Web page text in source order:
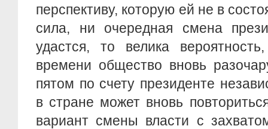
перспективу, которую ей не в
сила, ни очередная смена
удастся, то велика
времени общество вновь
пятом по счету президенте
в стране может вновь
вариант смены власти с